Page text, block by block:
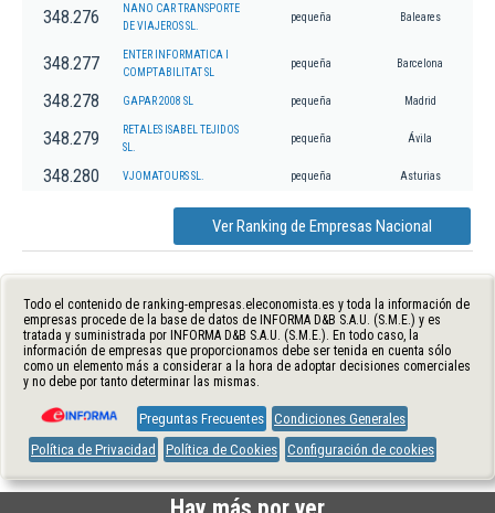
348.276
NANO CAR TRANSPORTE
DE VIAJEROS SL.
pequeña Baleares
348.277
ENTER INFORMATICA I
COMPTABILITAT SL
pequeña Barcelona
348.278 GAPAR 2008 SL pequeña Madrid
348.279
RETALES ISABEL TEJIDOS
SL.
pequeña Ávila
348.280 VJOMATOURS SL. pequeña Asturias
Ver Ranking de Empresas Nacional
Todo el contenido de ranking-empresas.eleconomista.es y toda la información de
empresas procede de la base de datos de INFORMA D&B S.A.U. (S.M.E.) y es
tratada y suministrada por INFORMA D&B S.A.U. (S.M.E.). En todo caso, la
información de empresas que proporcionamos debe ser tenida en cuenta sólo
como un elemento más a considerar a la hora de adoptar decisiones comerciales
y no debe por tanto determinar las mismas.
Preguntas Frecuentes Condiciones Generales
Política de Privacidad
Política de Cookies Configuración de cookies